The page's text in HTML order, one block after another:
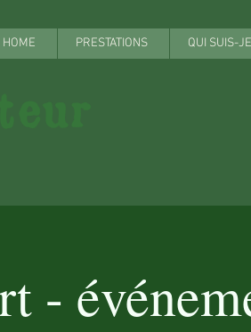
HOME PRESTATIONS QUI SUIS-
-